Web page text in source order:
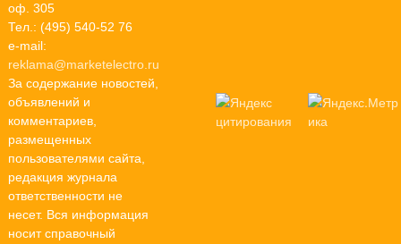
оф. 305
Тел.: (495) 540-52 76
e-mail:
reklama@marketelectro.ru
За содержание новостей,
объявлений и
комментариев,
размещенных
пользователями сайта,
редакция журнала
ответственности не
несет. Вся информация
носит справочный